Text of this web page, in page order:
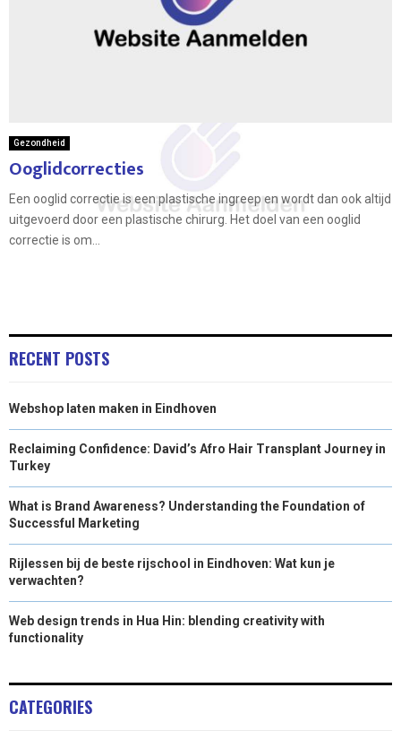
Gezondheid
Ooglidcorrecties
Een ooglid correctie is een plastische ingreep en wordt dan ook altijd
uitgevoerd door een plastische chirurg. Het doel van een ooglid
correctie is om...
RECENT POSTS
Webshop laten maken in Eindhoven
Reclaiming Confidence: David’s Afro Hair Transplant Journey in
Turkey
What is Brand Awareness? Understanding the Foundation of
Successful Marketing
Rijlessen bij de beste rijschool in Eindhoven: Wat kun je
verwachten?
Web design trends in Hua Hin: blending creativity with
functionality
CATEGORIES